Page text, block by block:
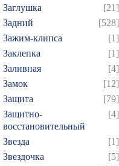
Заглушка
[21]
Задний
[528]
Зажим-клипса
[1]
Заклепка
[1]
Заливная
[4]
Замок
[12]
Защита
[79]
Защитно-
восстановительный
[4]
Звезда
[1]
Звездочка
[5]